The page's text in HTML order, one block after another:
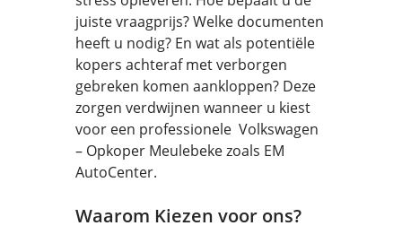
juiste vraagprijs? Welke documenten
heeft u nodig? En wat als potentiële
kopers achteraf met verborgen
gebreken komen aankloppen? Deze
zorgen verdwijnen wanneer u kiest
voor een professionele Volkswagen
– Opkoper Meulebeke zoals EM
AutoCenter.
Waarom Kiezen voor ons?